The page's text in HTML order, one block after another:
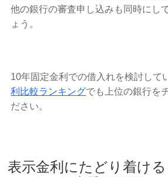
他の銀行の審査申し込みも同時にし
ょう。
10年固定金利での借入れを検討して
利比較ランキングでも上位の銀行を
ださい。
表示金利にたどり着け